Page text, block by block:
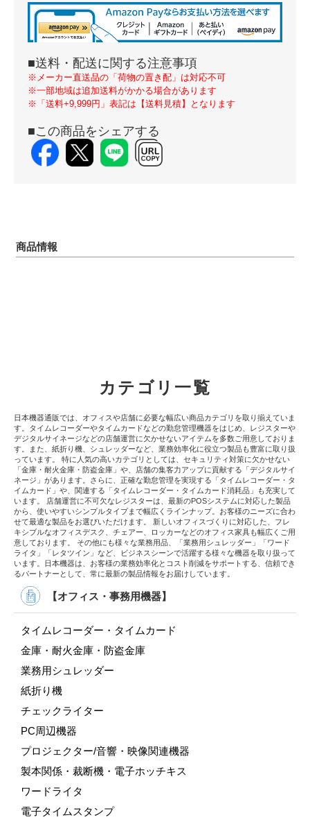
■送料・配送に関する注意事項
※メーカー直送品の「荷物の置き配」は対応不可
※一部地域は追加送料がかかる場合があります
※「送料+9,999円」表記は【送料見積】となります
■この商品をシェアする
商品情報
カテゴリ一覧
日本機器通販では、オフィスや店舗に必要な幅広い商品カテゴリを取り揃えていま
す。タイムレコーダーやタイムカードなどの勤怠管理機器をはじめ、レジスターや
デジタルサイネージなどの店舗運営に欠かせないアイテムを多数ご用意しておりま
す。また、紙折り機、シュレッダーなど、業務効率化に役立つ製品も豊富に取り扱
っています。 特に人気の高いカテゴリとしては、セキュリティ対策に欠かせない
「金庫・耐火金庫・防盗金庫」や、店舗の集客力アップに貢献する「デジタルサイ
ネージ」があります。さらに、正確な勤怠管理を実現する「タイムレコーダー・タ
イムカード」や、関連する「タイムレコーダー・タイムカード消耗品」も充実して
います。 店舗運営に不可欠なレジスターは、最新のPOSシステムに対応した製品
から、使いやすいシンプルタイプまで幅広くラインナップ。お客様のニーズに合わ
せて最適な製品をお選びいただけます。 新しいオフィスづくりに対応した、フレ
キシブルなオフィスデスク、チェアー、ロッカーなどのオフィス家具も幅広くご用
意しております。 その他にも様々な業務用品、「業務用シュレッダー」「ワード
ライタ」「レタツイン」など、ビジネスシーンで活躍する様々な機器を取り扱って
います。日本機器は、お客様の業務効率化とコスト削減をサポートする、信頼でき
るパートナーとして、常に最新の製品情報をお届けしています。
【オフィス・事務用機器】
タイムレコーダー・タイムカード
金庫・耐火金庫・防盗金庫
業務用シュレッダー
紙折り機
チェックライター
PC周辺機器
プロジェクター/音響・映像関連機器
製本関係・裁断機・電子ホッチキス
ワードライタ
電子タイムスタンプ